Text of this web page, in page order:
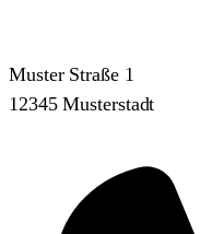
Muster Straße 1
12345 Musterstadt